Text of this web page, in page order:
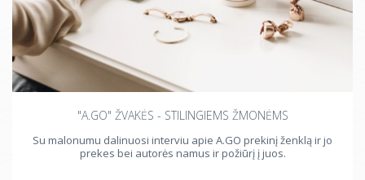
"A.GO" ŽVAKĖS - STILINGIEMS ŽMONĖMS
Su malonumu dalinuosi interviu apie A.GO prekinį ženklą ir jo
prekes bei autorės namus ir požiūrį į juos.